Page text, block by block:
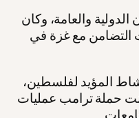
والعامة، وكان
التضامن مع غزة في
المؤيد لفلسطين،
حملة ترامب عمليات